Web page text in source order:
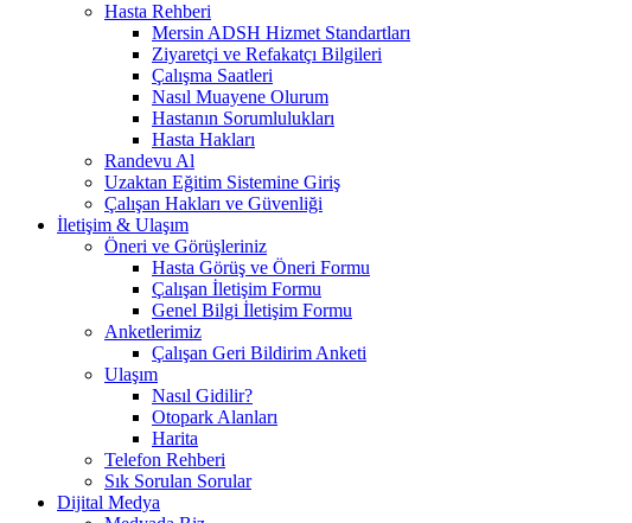
Hasta Rehberi
Mersin ADSH Hizmet Standartları
Ziyaretçi ve Refakatçı Bilgileri
Çalışma Saatleri
Nasıl Muayene Olurum
Hastanın Sorumlulukları
Hasta Hakları
Randevu Al
Uzaktan Eğitim Sistemine Giriş
Çalışan Hakları ve Güvenliği
İletişim & Ulaşım
Öneri ve Görüşleriniz
Hasta Görüş ve Öneri Formu
Çalışan İletişim Formu
Genel Bilgi İletişim Formu
Anketlerimiz
Çalışan Geri Bildirim Anketi
Ulaşım
Nasıl Gidilir?
Otopark Alanları
Harita
Telefon Rehberi
Sık Sorulan Sorular
Dijital Medya